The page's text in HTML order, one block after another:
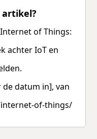
of Things:
achter IoT en
datum in], van
of-things/